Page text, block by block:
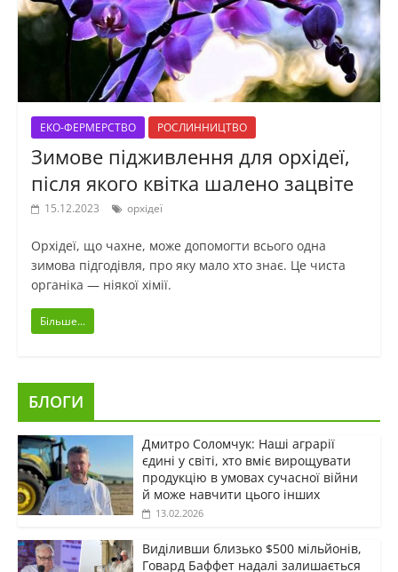
ЕКО-ФЕРМЕРСТВО РОСЛИННИЦТВО
Зимове підживлення для орхідеї,
після якого квітка шалено зацвіте
15.12.2023 орхідеї
Орхідеї, що чахне, може допомогти всього одна
зимова підгодівля, про яку мало хто знає. Це чиста
органіка — ніякої хімії.
Більше...
БЛОГИ
Дмитро Соломчук: Наші аграрії
єдині у світі, хто вміє вирощувати
продукцію в умовах сучасної війни
й може навчити цього інших
13.02.2026
Виділивши близько $500 мільйонів,
Говард Баффет надалі залишається